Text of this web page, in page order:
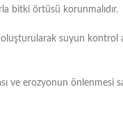
bitki örtüsü korunmalıdır.
suyun kontrol
ve erozyonun önlenmesi